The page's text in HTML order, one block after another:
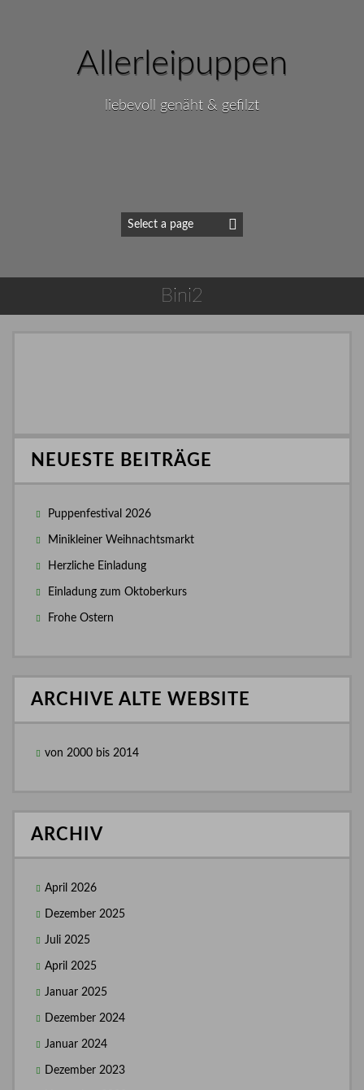
Allerleipuppen
liebevoll genäht & gefilzt
Bini2
NEUESTE BEITRÄGE
Puppenfestival 2026
Minikleiner Weihnachtsmarkt
Herzliche Einladung
Einladung zum Oktoberkurs
Frohe Ostern
ARCHIVE ALTE WEBSITE
von 2000 bis 2014
ARCHIV
April 2026
Dezember 2025
Juli 2025
April 2025
Januar 2025
Dezember 2024
Januar 2024
Dezember 2023